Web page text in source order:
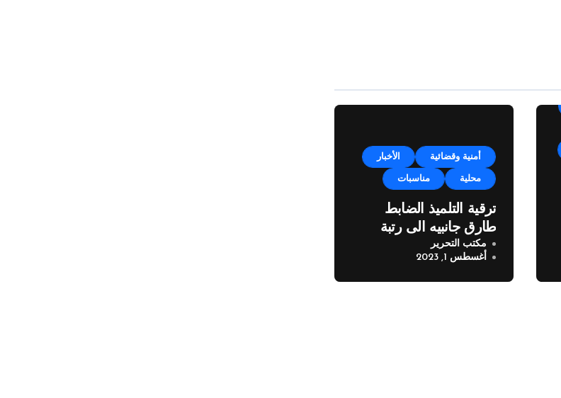
أمنية وقضائية الأخبار
محلية مناسبات
ترقية التلميذ الضابط
طارق جانبيه الى رتبة
ملازم
مكتب التحرير
أغسطس 1, 2023